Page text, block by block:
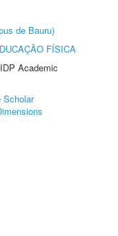
de Bauru)
FÍSICA
Academic
Scholar